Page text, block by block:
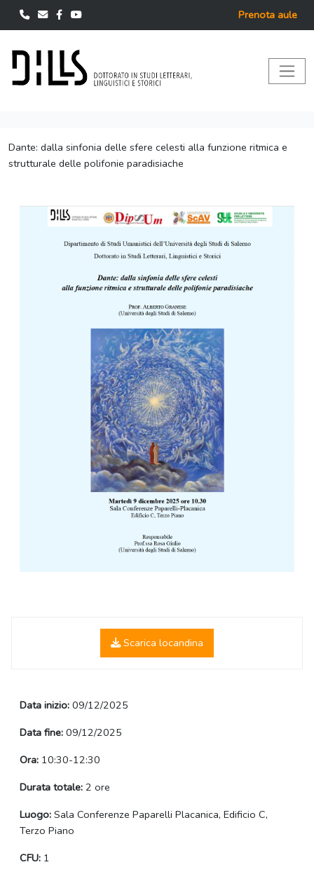
Prenota aule
Dante: dalla sinfonia delle sfere celesti alla funzione ritmica e
strutturale delle polifonie paradisiache
Scarica locandina
Data inizio: 09/12/2025
Data fine: 09/12/2025
Ora: 10:30-12:30
Durata totale: 2 ore
Luogo: Sala Conferenze Paparelli Placanica, Edificio C,
Terzo Piano
CFU: 1